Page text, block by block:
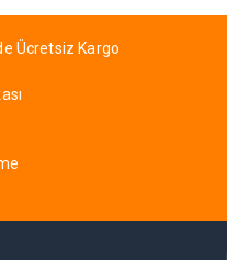
Ücretsiz Kargo